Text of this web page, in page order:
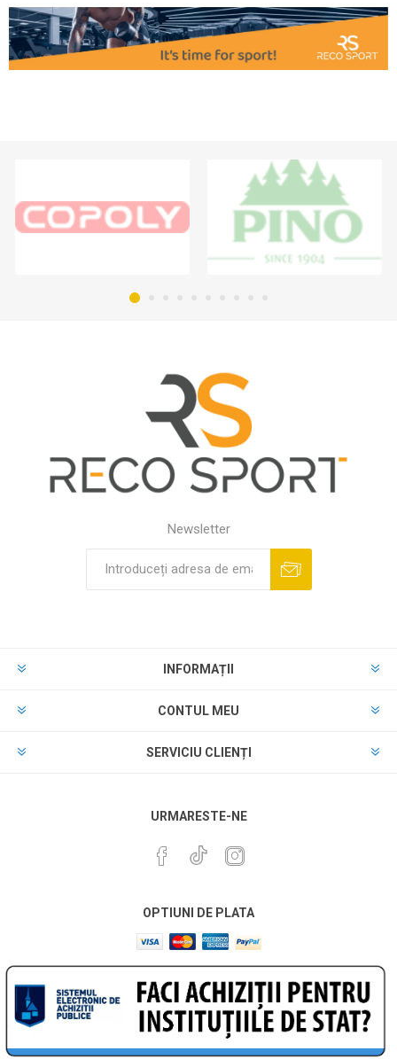
Newsletter
INFORMAȚII
CONTUL MEU
SERVICIU CLIENȚI
URMARESTE-NE
OPTIUNI DE PLATA